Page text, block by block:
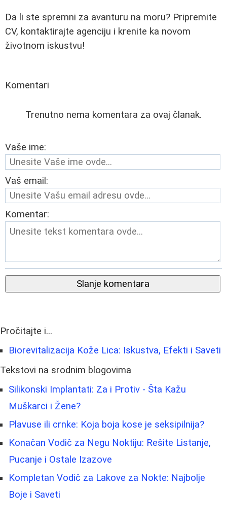
Da li ste spremni za avanturu na moru? Pripremite
CV, kontaktirajte agenciju i krenite ka novom
životnom iskustvu!
Komentari
Trenutno nema komentara za ovaj članak.
Vaše ime:
Vaš email:
Komentar:
Slanje komentara
Pročitajte i...
Biorevitalizacija Kože Lica: Iskustva, Efekti i Saveti
Tekstovi na srodnim blogovima
Silikonski Implantati: Za i Protiv - Šta Kažu
Muškarci i Žene?
Plavuse ili crnke: Koja boja kose je seksipilnija?
Konačan Vodič za Negu Noktiju: Rešite Listanje,
Pucanje i Ostale Izazove
Kompletan Vodič za Lakove za Nokte: Najbolje
Boje i Saveti